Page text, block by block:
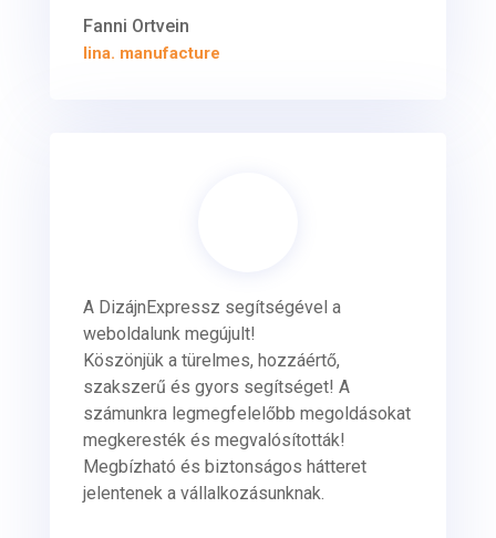
Fanni Ortvein
lina. manufacture
A DizájnExpressz segítségével a
weboldalunk megújult!
Köszönjük a türelmes, hozzáértő,
szakszerű és gyors segítséget! A
számunkra legmegfelelőbb megoldásokat
megkeresték és megvalósították!
Megbízható és biztonságos hátteret
jelentenek a vállalkozásunknak.